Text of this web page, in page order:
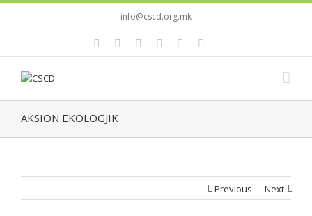
info@cscd.org.mk
AKSION EKOLOGJIK
Previous Next